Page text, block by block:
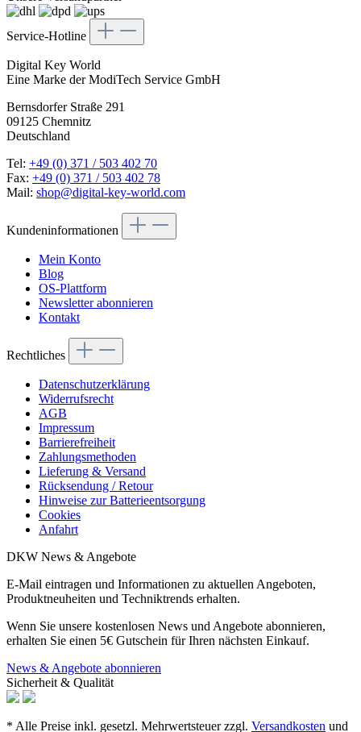
Service-Hotline
Digital Key World
Eine Marke der ModiTech Service GmbH
Bernsdorfer Straße 291
09125 Chemnitz
Deutschland
Tel: +49 (0) 371 / 503 402 70
Fax: +49 (0) 371 / 503 402 78
Mail: shop@digital-key-world.com
Kundeninformationen
Mein Konto
Blog
OS-Plattform
Newsletter abonnieren
Kontakt
Rechtliches
Datenschutzerklärung
Widerrufsrecht
AGB
Impressum
Barrierefreiheit
Zahlungsmethoden
Lieferung & Versand
Rücksendung / Retour
Hinweise zur Batterieentsorgung
Cookies
Anfahrt
DKW News & Angebote
E-Mail eintragen und Informationen zu aktuellen Angeboten,
Produktneuheiten und Techniktrends erhalten.
Wenn Sie unsere kostenlosen News und Angebote abonnieren,
erhalten Sie einen 5€ Gutschein für Ihren nächsten Einkauf.
News & Angebote abonnieren
Sicherheit & Qualität
* Alle Preise inkl. gesetzl. Mehrwertsteuer zzgl. Versandkosten und